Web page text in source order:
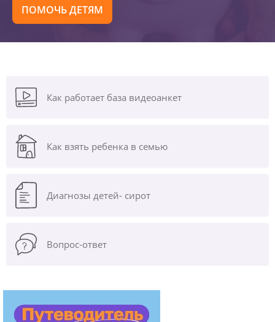
ПОМОЧЬ ДЕТЯМ
Как работает база видеоанкет
Как взять ребенка в семью
Диагнозы детей- сирот
Вопрос-ответ